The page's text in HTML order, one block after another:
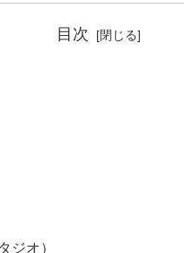
目次
ジオ）